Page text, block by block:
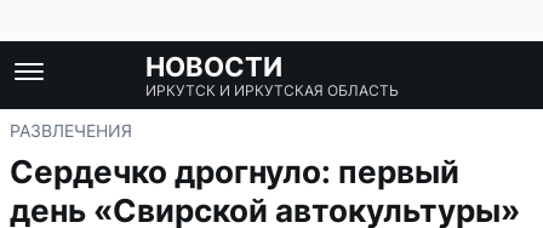
НОВОСТИ
ИРКУТСК И ИРКУТСКАЯ ОБЛАСТЬ
РАЗВЛЕЧЕНИЯ
Сердечко дрогнуло: первый
день «Свирской автокультуры»